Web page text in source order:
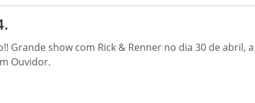
Grande show com Rick & Renner no dia 30 de abril, a
Ouvidor.